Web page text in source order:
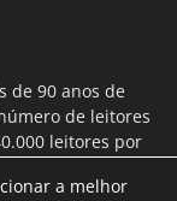
de 90 anos de
de leitores
leitores por
a melhor